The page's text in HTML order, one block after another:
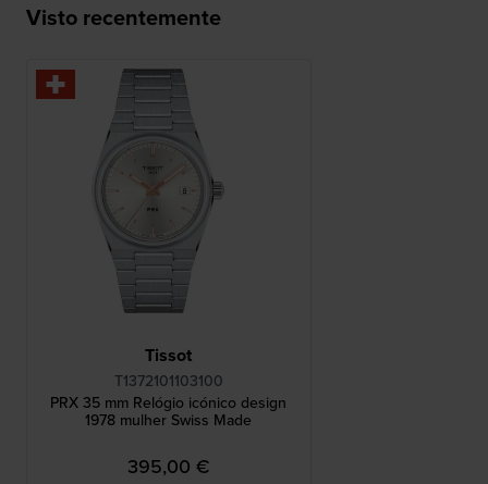
Visto recentemente
Tissot
T1372101103100
PRX 35 mm Relógio icónico design
1978 mulher Swiss Made
395,00 €